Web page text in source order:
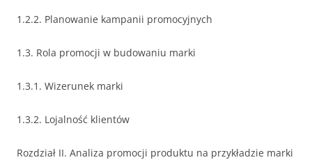
1.2.2. Planowanie kampanii promocyjnych
1.3. Rola promocji w budowaniu marki
1.3.1. Wizerunek marki
1.3.2. Lojalność klientów
Rozdział II. Analiza promocji produktu na przykładzie marki